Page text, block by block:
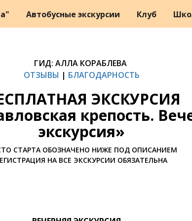
Автобусные экскурсии Клуб
ГИД: АЛЛА КОРАБЛЕВА
ОТЗЫВЫ | БЛАГОДАРНОСТЬ
ЭКСКУРСИЯ
крепость.
экскурсия»
СТАРТА ОБОЗНАЧЕНО НИЖЕ ПОД ОПИСАНИЕМ
НА ВСЕ ЭКСКУРСИИ ОБЯЗАТЕЛЬНА